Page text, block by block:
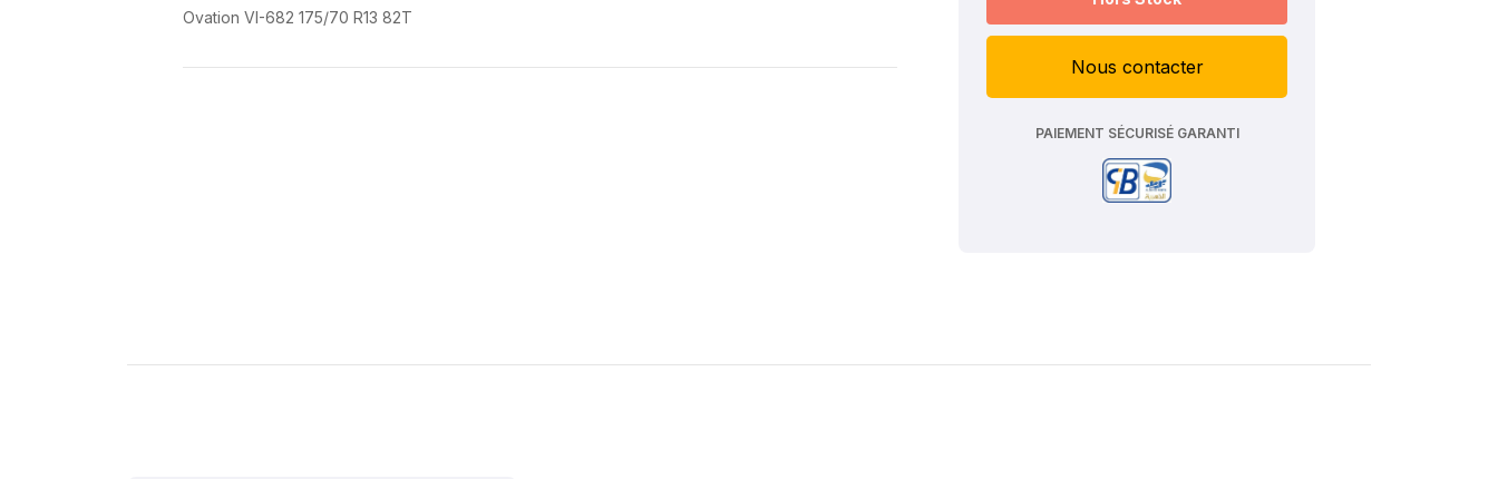
Ovation VI-682 175/70 R13 82T
Nous contacter
PAIEMENT SÉCURISÉ GARANTI